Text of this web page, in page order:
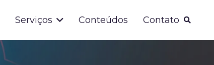
Serviços Conteúdos Contato